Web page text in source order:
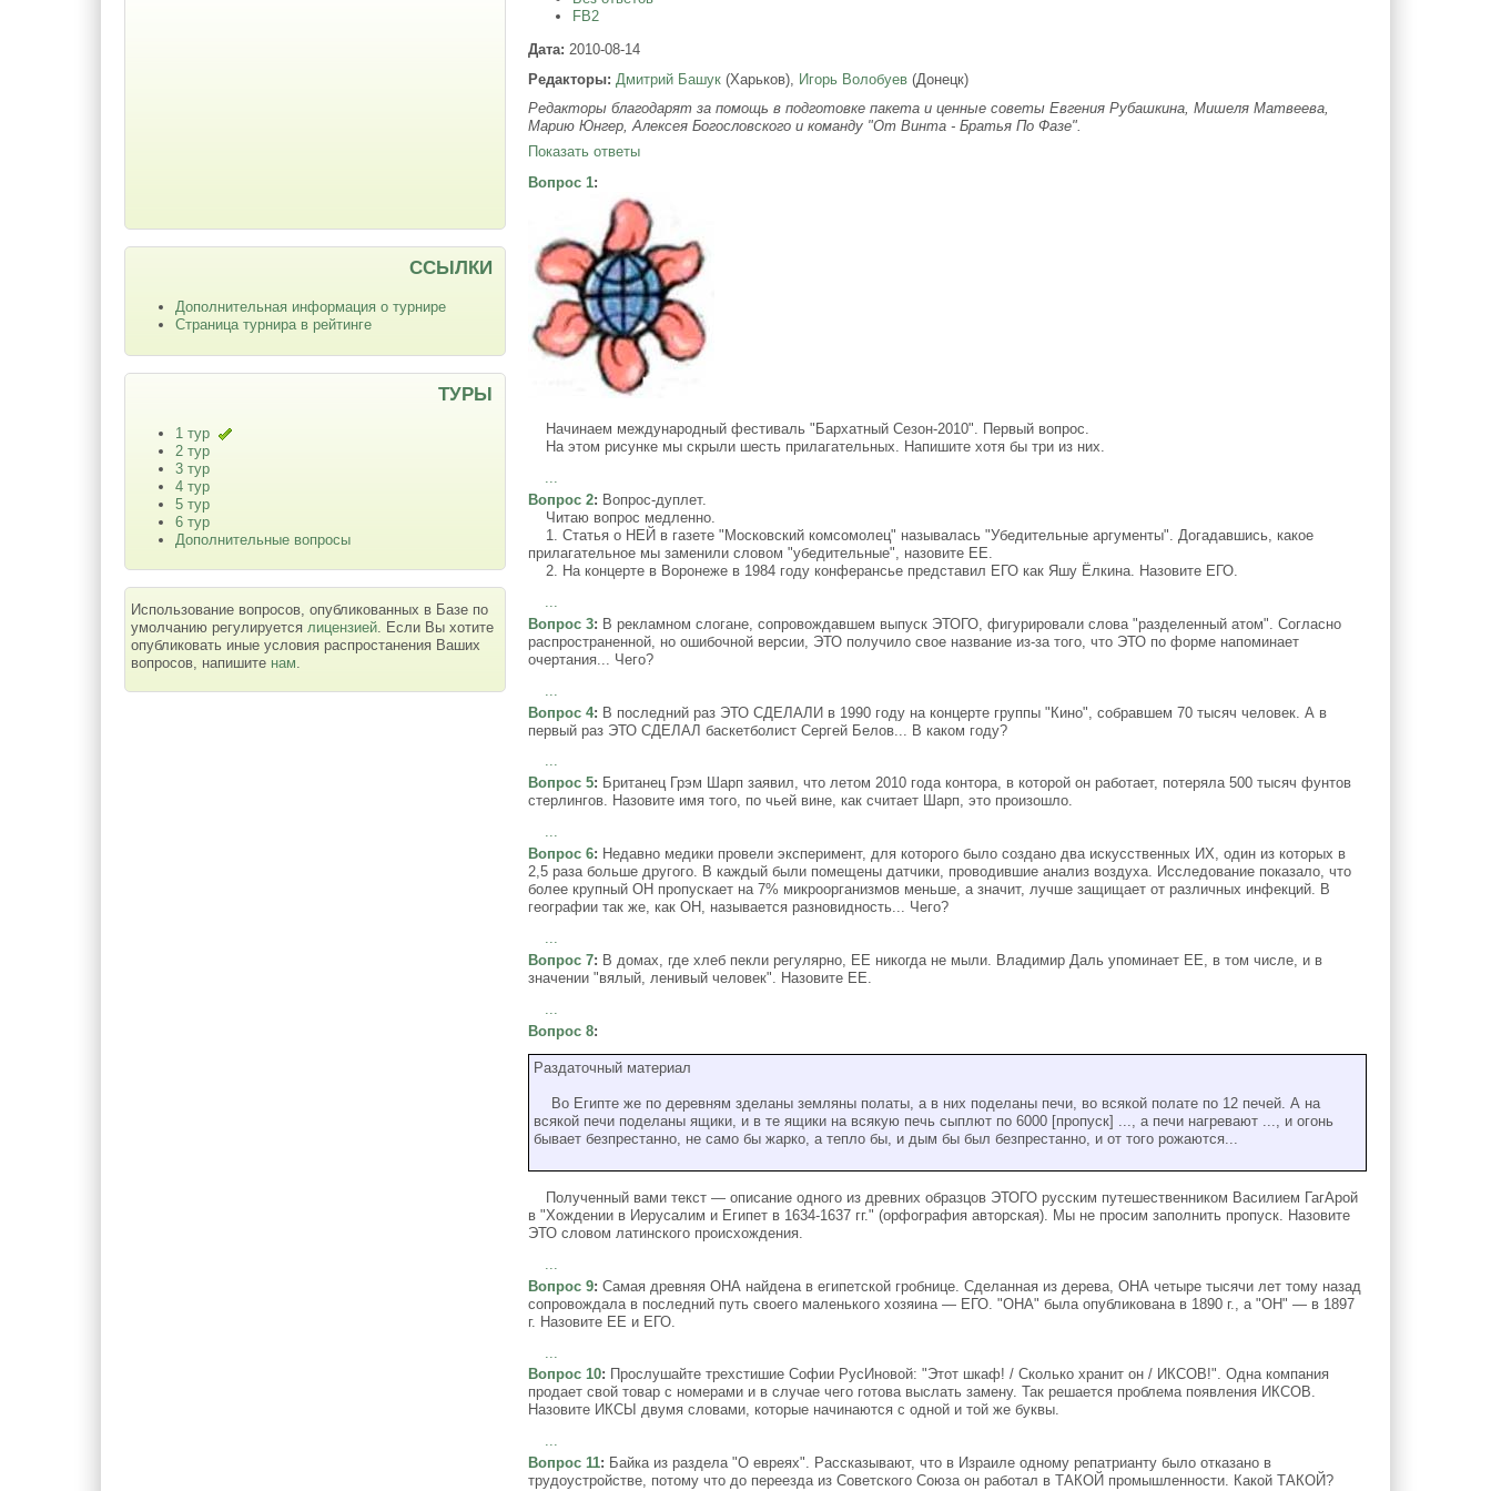
FB2
Дата: 2010-08-14
Редакторы: Дмитрий Башук (Харьков), Игорь Волобуев (Донецк)
Редакторы благодарят за помощь в подготовке пакета и ценные советы Евгения Рубашкина, Мишеля Матвеева,
Марию Юнгер, Алексея Богословского и команду "От Винта - Братья По Фазе".
Показать ответы
Вопрос 1:
Начинаем международный фестиваль "Бархатный Сезон-2010". Первый вопрос.
На этом рисунке мы скрыли шесть прилагательных. Напишите хотя бы три из них.
Вопрос 2: Вопрос-дуплет.
Читаю вопрос медленно.
1. Статья о НЕЙ в газете "Московский комсомолец" называлась "Убедительные аргументы". Догадавшись, какое
прилагательное мы заменили словом "убедительные", назовите ЕЕ.
2. На концерте в Воронеже в 1984 году конферансье представил ЕГО как Яшу Ёлкина. Назовите ЕГО.
Вопрос 3: В рекламном слогане, сопровождавшем выпуск ЭТОГО, фигурировали слова "разделенный атом". Согласно
распространенной, но ошибочной версии, ЭТО получило свое название из-за того, что ЭТО по форме напоминает
очертания... Чего?
Вопрос 4: В последний раз ЭТО СДЕЛАЛИ в 1990 году на концерте группы "Кино", собравшем 70 тысяч человек. А в
первый раз ЭТО СДЕЛАЛ баскетболист Сергей Белов... В каком году?
...
Вопрос 5: Британец Грэм Шарп заявил, что летом 2010 года контора, в которой он работает, потеряла 500 тысяч фунтов
стерлингов. Назовите имя того, по чьей вине, как считает Шарп, это произошло.
...
Вопрос 6: Недавно медики провели эксперимент, для которого было создано два искусственных ИХ, один из которых в
2,5 раза больше другого. В каждый были помещены датчики, проводившие анализ воздуха. Исследование показало, что
более крупный ОН пропускает на 7% микроорганизмов меньше, а значит, лучше защищает от различных инфекций. В
географии так же, как ОН, называется разновидность... Чего?
...
Вопрос 7: В домах, где хлеб пекли регулярно, ЕЕ никогда не мыли. Владимир Даль упоминает ЕЕ, в том числе, и в
значении "вялый, ленивый человек". Назовите ЕЕ.
Вопрос 8:
Раздаточный материал
Во Египте же по деревням зделаны земляны полаты, а в них поделаны печи, во всякой полате по 12 печей. А на
всякой печи поделаны ящики, и в те ящики на всякую печь сыплют по 6000 [пропуск] ..., а печи нагревают ..., и огонь
бывает безпрестанно, не само бы жарко, а тепло бы, и дым бы был безпрестанно, и от того рожаются...
Полученный вами текст — описание одного из древних образцов ЭТОГО русским путешественником Василием ГагАрой
в "Хождении в Иерусалим и Египет в 1634-1637 гг." (орфография авторская). Мы не просим заполнить пропуск. Назовите
ЭТО словом латинского происхождения.
Вопрос 9: Самая древняя ОНА найдена в египетской гробнице. Сделанная из дерева, ОНА четыре тысячи лет тому назад
сопровождала в последний путь своего маленького хозяина — ЕГО. "ОНА" была опубликована в 1890 г., а "ОН" — в 1897
г. Назовите ЕЕ и ЕГО.
Вопрос 10: Прослушайте трехстишие Софии РусИновой: "Этот шкаф! / Сколько хранит он / ИКСОВ!". Одна компания
продает свой товар с номерами и в случае чего готова выслать замену. Так решается проблема появления ИКСОВ.
Назовите ИКСЫ двумя словами, которые начинаются с одной и той же буквы.
...
Вопрос 11: Байка из раздела "О евреях". Рассказывают, что в Израиле одному репатрианту было отказано в
трудоустройстве, потому что до переезда из Советского Союза он работал в ТАКОЙ промышленности. Какой ТАКОЙ?
ССЫЛКИ
Дополнительная информация о турнире
Страница турнира в рейтинге
ТУРЫ
1 тур
2 тур
3 тур
4 тур
5 тур
6 тур
Дополнительные вопросы
Использование вопросов, опубликованных в Базе по
умолчанию регулируется лицензией . Если Вы хотите
опубликовать иные условия распростанения Ваших
вопросов, напишите нам